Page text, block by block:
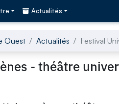
Actualités
Ouest Actualités Festival
- théâtre